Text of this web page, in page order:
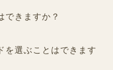
できますか？
を選ぶことはできます